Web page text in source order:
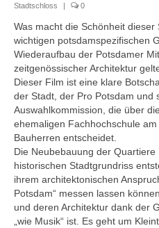
Stadtschloss
0
Was macht die Schönheit dieser
wichtigen potsdamspezifischen
Wiederaufbau der Potsdamer
zeitgenössischer Architektur
Dieser Film ist eine klare
der Stadt, der Pro Potsdam und
Auswahlkommission, die über
ehemaligen Fachhochschule
Bauherren entscheidet.
Die Neubebauung der Quartiere
historischen Stadtgrundriss
ihrem architektonischen
Potsdam“ messen lassen
und deren Architektur dank der
„wie Musik“ ist. Es geht um